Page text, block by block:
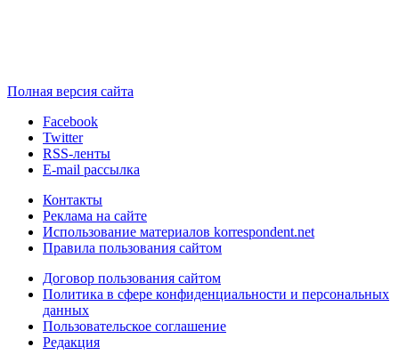
Полная версия сайта
Facebook
Twitter
RSS-ленты
E-mail рассылка
Контакты
Реклама на сайте
Использование материалов korrespondent.net
Правила пользования сайтом
Договор пользования сайтом
Политика в сфере конфиденциальности и персональных
данных
Пользовательское соглашение
Редакция